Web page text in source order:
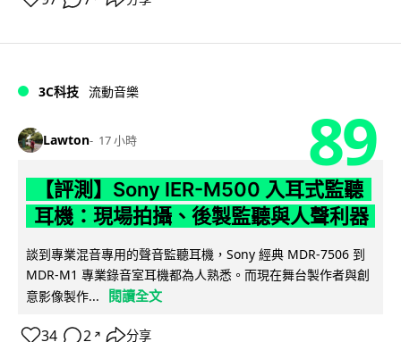
3C科技 流動音樂
Lawton 17 小時 89
【評測】Sony IER-M500 入耳式監聽
耳機：現場拍攝、後製監聽與人聲利器
談到專業混音專用的聲音監聽耳機，Sony 經典 MDR-7506 到
MDR-M1 專業錄音室耳機都為人熟悉。而現在舞台製作者與創
意影像製作...
閱讀全文
34 2 ↗ 分享